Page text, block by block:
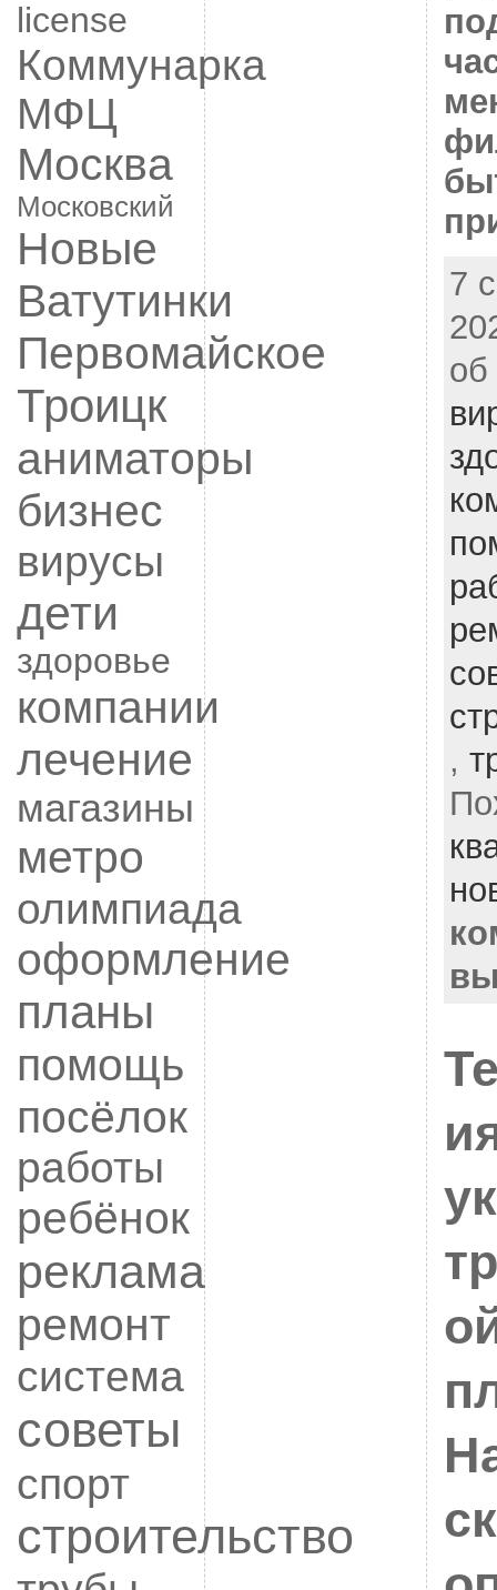
license
Коммунарка
МФЦ
Москва
Московский
Новые
Ватутинки
Первомайское
Троицк
аниматоры
бизнес
вирусы
дети
здоровье
компании
лечение
магазины
метро
олимпиада
оформление
планы
помощь
посёлок
работы
ребёнок
реклама
ремонт
система
советы
спорт
строительство
7
,